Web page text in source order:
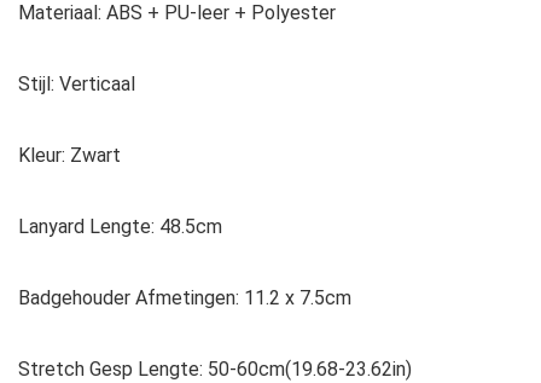
Materiaal: ABS + PU-leer + Polyester
Stijl: Verticaal
Kleur: Zwart
Lanyard Lengte: 48.5cm
Badgehouder Afmetingen: 11.2 x 7.5cm
Stretch Gesp Lengte: 50-60cm(19.68-23.62in)